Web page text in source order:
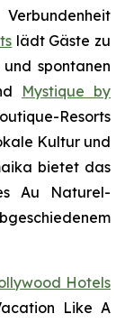
lädt Gäste zu
spontanen
Mystique by
Resorts
Kultur und
bietet das
Au Naturel-
Hotels
Like A